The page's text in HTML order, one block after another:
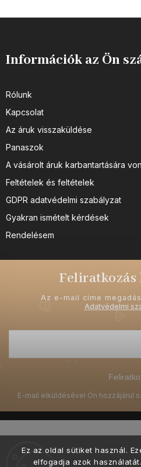
Ez az oldal sütiket használ.
elfogadja azok
Információk az Ön
Rólunk
Kapcsolat
Az áruk visszaküldése
Panaszok
A vásárolt áruk karbantartására
Feltételek és feltételek
GDPR adatvédelmi szabályzat
Gyakran ismételt kérdések
Rendelésem
Az e-mail címe
Adatvédelmi